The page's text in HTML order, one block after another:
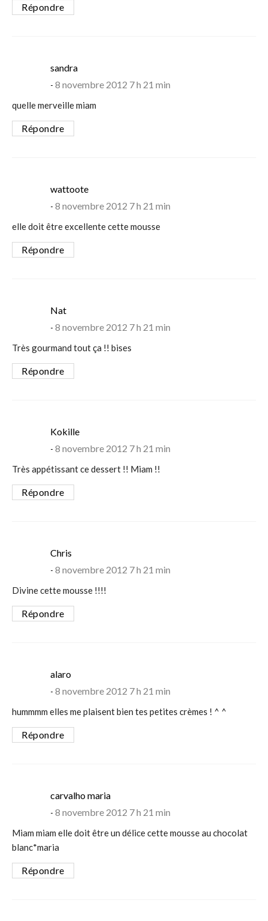
Répondre
sandrasays:
8 novembre 2012 7 h 21 min
quelle merveille miam
Répondre
wattootesays:
8 novembre 2012 7 h 21 min
elle doit être excellente cette mousse
Répondre
Natsays:
8 novembre 2012 7 h 21 min
Très gourmand tout ça !! bises
Répondre
Kokillesays:
8 novembre 2012 7 h 21 min
Très appétissant ce dessert !! Miam !!
Répondre
Chris
8 novembre 2012 7 h 21 min
Divine cette mousse !!!!
Répondre
alarosays:
8 novembre 2012 7 h 21 min
hummmm elles me plaisent bien tes petites crèmes ! ^ ^
Répondre
carvalho mariasays:
8 novembre 2012 7 h 21 min
Miam miam elle doit être un délice cette mousse au chocolat
blanc*maria
Répondre